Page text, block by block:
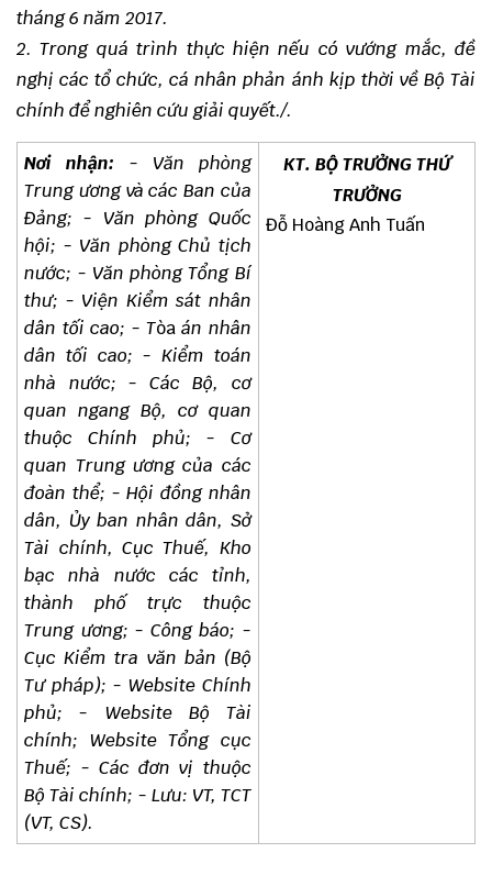
tháng 6 năm 2017.
2. Trong quá trình thực hiện nếu có vướng mắc, đề
nghị các tổ chức, cá nhân phản ánh kịp thời về Bộ Tài
chính để nghiên cứu giải quyết./.
Nơi nhận: - Văn phòng
Trung ương và các Ban của
Đảng; - Văn phòng Quốc
hội; - Văn phòng Chủ tịch
nước; - Văn phòng Tổng Bí
thư; - Viện Kiểm sát nhân
dân tối cao; - Tòaán nhân
dân tối cao; - Kiểm toán
nhà nước; - Các Bộ, cơ
quan ngang Bộ, cơ quan
thuộc Chính phủ; - Cơ
quan Trung ương của các
đoàn thể; - Hội đồng nhân
dân, Ủy ban nhân dân, Sở
Tài chính, Cục Thuế, Kho
bạc nhà nước các tỉnh,
thành phố trực thuộc
Trung ương; - Công báo; -
Cục Kiểm tra văn bản (Bộ
Tư pháp); - Website Chính
phủ; - Website Bộ Tài
chính; Website Tổng cục
Thuế; - Các đơn vị thuộc
Bộ Tài chính; - Lưu: VT, TCT
(VT, CS).
KT. BỘ TRƯỞNG THỨ
TRƯỞNG
Đỗ Hoàng Anh Tuấn